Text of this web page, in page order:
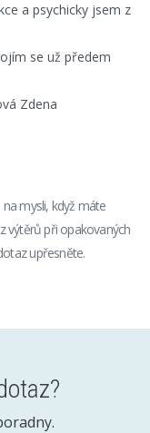
a psychicky jsem z
se už předem
Zdena
mysli, když máte
výtěrů při opakovaných
upřesněte.